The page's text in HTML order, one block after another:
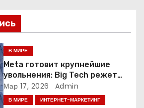
В МИРЕ
Meta готовит крупнейшие
увольнения: Big Tech режет
людей ради искусственного
интеллекта
Мар 17, 2026 Admin
В МИРЕ ИНТЕРНЕТ-МАРКЕТИНГ